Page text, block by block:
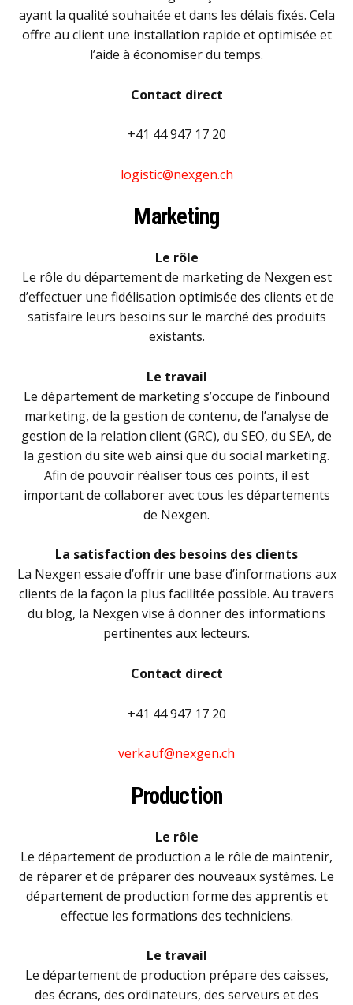
ayant la qualité souhaitée et dans les délais fixés. Cela
offre au client une installation rapide et optimisée et
l’aide à économiser du temps.
Contact direct
+41 44 947 17 20
logistic@nexgen.ch
Marketing
Le rôle
Le rôle du département de marketing de Nexgen est
d’effectuer une fidélisation optimisée des clients et de
satisfaire leurs besoins sur le marché des produits
existants.
Le travail
Le département de marketing s’occupe de l’inbound
marketing, de la gestion de contenu, de l’analyse de
gestion de la relation client (GRC), du SEO, du SEA, de
la gestion du site web ainsi que du social marketing.
Afin de pouvoir réaliser tous ces points, il est
important de collaborer avec tous les départements
de Nexgen.
La satisfaction des besoins des clients
La Nexgen essaie d’offrir une base d’informations aux
clients de la façon la plus facilitée possible. Au travers
du blog, la Nexgen vise à donner des informations
pertinentes aux lecteurs.
Contact direct
+41 44 947 17 20
verkauf@nexgen.ch
Production
Le rôle
Le département de production a le rôle de maintenir,
de réparer et de préparer des nouveaux systèmes. Le
département de production forme des apprentis et
effectue les formations des techniciens.
Le travail
Le département de production prépare des caisses,
des écrans, des ordinateurs, des serveurs et des